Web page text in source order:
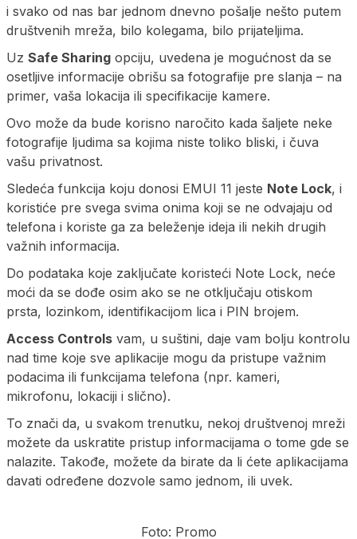
i svako od nas bar jednom dnevno pošalje nešto putem
društvenih mreža, bilo kolegama, bilo prijateljima.
Uz Safe Sharing opciju, uvedena je mogućnost da se
osetljive informacije obrišu sa fotografije pre slanja – na
primer, vaša lokacija ili specifikacije kamere.
Ovo može da bude korisno naročito kada šaljete neke
fotografije ljudima sa kojima niste toliko bliski, i čuva
vašu privatnost.
Sledeća funkcija koju donosi EMUI 11 jeste Note Lock, i
koristiće pre svega svima onima koji se ne odvajaju od
telefona i koriste ga za beleženje ideja ili nekih drugih
važnih informacija.
Do podataka koje zaključate koristeći Note Lock, neće
moći da se dođe osim ako se ne otključaju otiskom
prsta, lozinkom, identifikacijom lica i PIN brojem.
Access Controls vam, u suštini, daje vam bolju kontrolu
nad time koje sve aplikacije mogu da pristupe važnim
podacima ili funkcijama telefona (npr. kameri,
mikrofonu, lokaciji i slično).
To znači da, u svakom trenutku, nekoj društvenoj mreži
možete da uskratite pristup informacijama o tome gde se
nalazite. Takođe, možete da birate da li ćete aplikacijama
davati određene dozvole samo jednom, ili uvek.
Foto: Promo